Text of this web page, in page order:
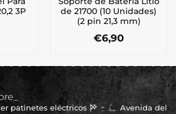
3P
de 21700 (10 Unidades)
(2 pin 21,3 mm)
€6,90
patinetes eléctricos
Avenida del